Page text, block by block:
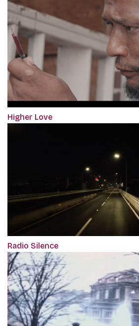
Higher Love
Radio Silence